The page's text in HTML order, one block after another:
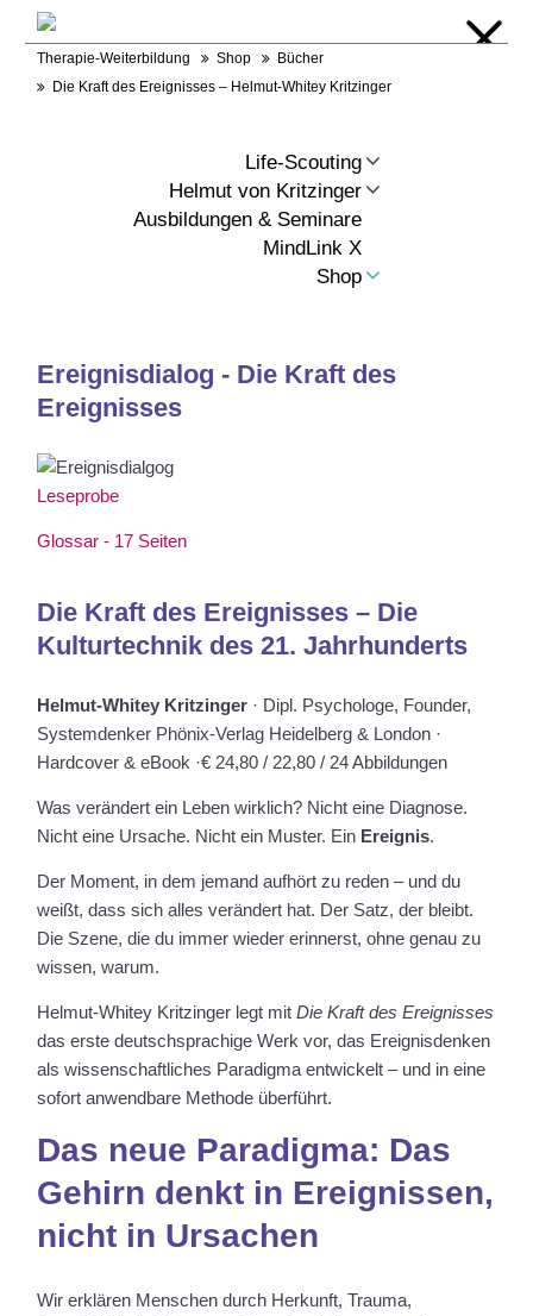
Warenkorb Login Kontakt RSS
Therapie-Weiterbildung Shop
Bücher
Die Kraft des Ereignisses – Helmut-Whitey Kritzinger
Life-Scouting
Helmut von Kritzinger
Ausbildungen & Seminare
MindLink X
Shop
Ereignisdialog - Die Kraft des
Ereignisses
Leseprobe
Glossar - 17 Seiten
Die Kraft des Ereignisses – Die
Kulturtechnik des 21. Jahrhunderts
Helmut-Whitey Kritzinger· Dipl. Psychologe, Founder,
Systemdenker Phönix-Verlag Heidelberg & London ·
Hardcover & eBook ·€ 24,80 / 22,80 / 24 Abbildungen
Was verändert ein Leben wirklich? Nicht eine Diagnose.
Nicht eine Ursache. Nicht ein Muster. Ein Ereignis.
Der Moment, in dem jemand aufhört zu reden – und du
weißt, dass sich alles verändert hat. Der Satz, der bleibt.
Die Szene, die du immer wieder erinnerst, ohne genau zu
wissen, warum.
Helmut-Whitey Kritzinger legt mit Die Kraft des Ereignisses
das erste deutschsprachige Werk vor, das Ereignisdenken
als wissenschaftliches Paradigma entwickelt – und in eine
sofort anwendbare Methode überführt.
Das neue Paradigma: Das
Gehirn denkt in Ereignissen,
nicht in Ursachen
Wir erklären Menschen durch Herkunft, Trauma,